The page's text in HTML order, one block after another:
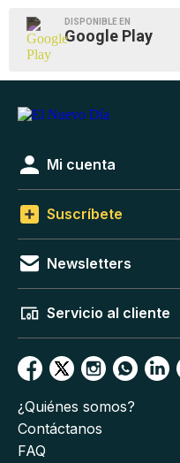
DISPONIBLE EN
Google Play
Mi cuenta
Suscríbete
Newsletters
Servicio al cliente
¿Quiénes somos?
Contáctanos
FAQ